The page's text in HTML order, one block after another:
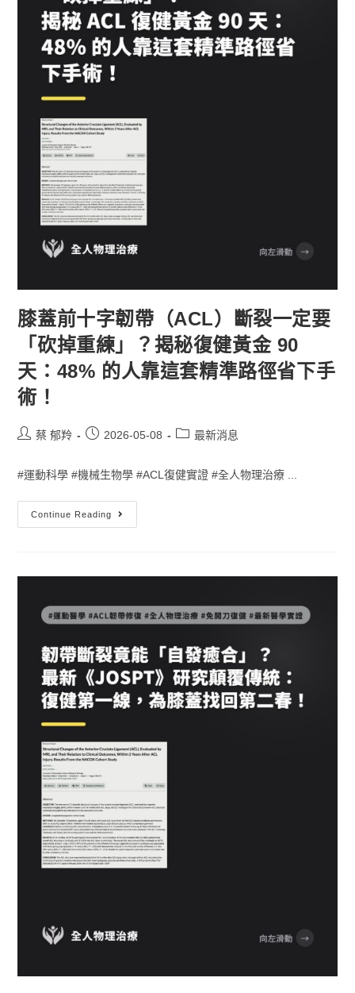
膝蓋前十字韌帶（ACL）斷裂一定要
「砍掉重練」？揭秘復健黃金 90
天：48% 的人靠這套精準路徑省下手
術！
蔡 郁羚 2026-05-08 最新消息
#運動科學 #機械生物學 #ACL復健實證 #全人物理治療 ...
Continue Reading